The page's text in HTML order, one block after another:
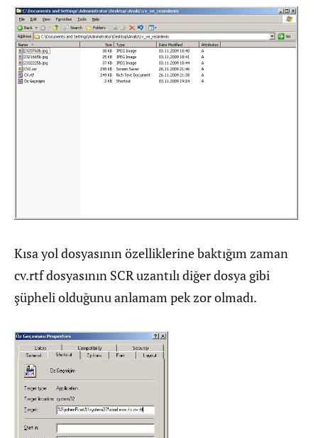
Kısa yol dosyasının özelliklerine baktığım zaman
cv.rtf dosyasının SCR uzantılı diğer dosya gibi
şüpheli olduğunu anlamam pek zor olmadı.